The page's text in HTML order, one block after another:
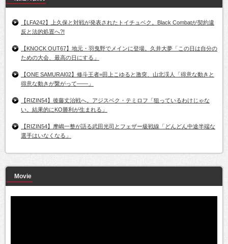
【LFA242】上久保と対戦が発表されたトイチュベク。Black Combatが契約違
反と法的処置へ?!
【KNOCK OUT67】地元・羽曳野でメインに登場。久井大夢「この日は自分の
ための大会、最高の日にする」
【ONE SAMURAI02】修斗王者=田上こゆると激突、山北渓人「得意な動きと
得意な動きが繋がって――」
【RIZIN54】後藤丈治戦へ。アジスベク・テミロフ「狙っているわけじゃな
い。結果的にKO勝利が生まれる」
【RIZIN54】摩嶋一整が語る武田光司とフェザー級戦線「どんどん中途半端な
選手はいなくなる」
Movie